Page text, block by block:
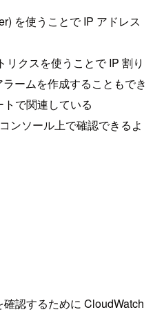
を使うことで IP アドレス
リクスを使うことで IP 割り
ームを作成することもでき
で関連している
ンソール上で確認できるよ
認するために CloudWatch